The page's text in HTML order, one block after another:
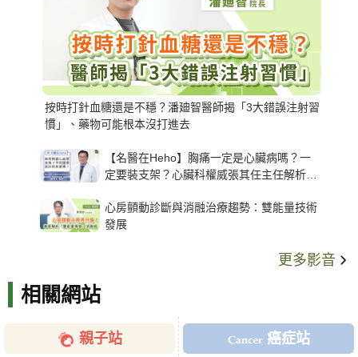
按時打針血糖還是不穩？潘廸智醫師揭「3大錯誤注射習
慣」、藥物可能根本沒打進去
【名醫在Heho】胸痛一定是心臟病嗎？一
定要裝支架？心臟科權威張其任主任解析支
心房顫動診斷與消融治療趨勢：雙能量技術
發展
更多影音
相關網站
親子站 癌症站